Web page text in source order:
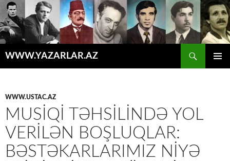
WWW.YAZARLAR.AZ
WWW.USTAC.AZ
MUSIQI TƏHSILINDƏ YOL
VERILƏN BOŞLUQLAR:
BƏSTƏKARLARIMIZ NIYƏ